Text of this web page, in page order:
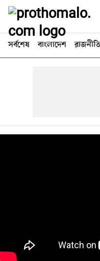
সর্বশেষ বাংলাদেশ রাজনীতি